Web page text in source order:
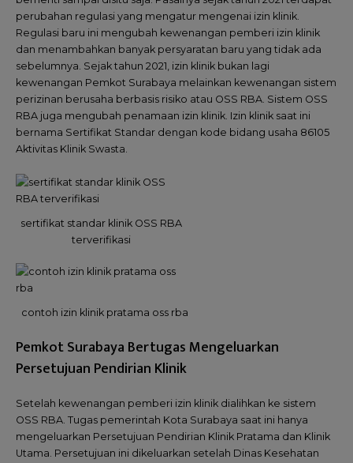
perubahan regulasi yang mengatur mengenai izin klinik.
Regulasi baru ini mengubah kewenangan pemberi izin klinik
dan menambahkan banyak persyaratan baru yang tidak ada
sebelumnya. Sejak tahun 2021, izin klinik bukan lagi
kewenangan Pemkot Surabaya melainkan kewenangan sistem
perizinan berusaha berbasis risiko atau OSS RBA. Sistem OSS
RBA juga mengubah penamaan izin klinik. Izin klinik saat ini
bernama Sertifikat Standar dengan kode bidang usaha 86105
Aktivitas Klinik Swasta.
sertifikat standar klinik OSS RBA
terverifikasi
contoh izin klinik pratama oss rba
Pemkot Surabaya Bertugas Mengeluarkan
Persetujuan Pendirian Klinik
Setelah kewenangan pemberi izin klinik dialihkan ke sistem
OSS RBA. Tugas pemerintah Kota Surabaya saat ini hanya
mengeluarkan Persetujuan Pendirian Klinik Pratama dan Klinik
Utama. Persetujuan ini dikeluarkan setelah Dinas Kesehatan